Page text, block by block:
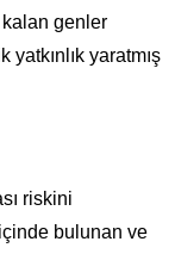
kalan genler
yaratmış
riskini
bulunan ve